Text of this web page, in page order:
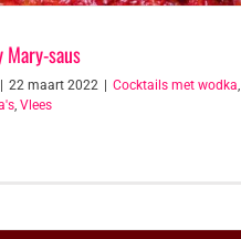
saus
22 maart 2022 Cocktails met wodka,
, Vlees